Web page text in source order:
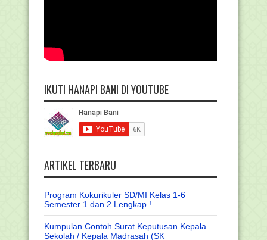
IKUTI HANAPI BANI DI YOUTUBE
ARTIKEL TERBARU
Program Kokurikuler SD/MI Kelas 1-6
Semester 1 dan 2 Lengkap !
Kumpulan Contoh Surat Keputusan Kepala
Sekolah / Kepala Madrasah (SK